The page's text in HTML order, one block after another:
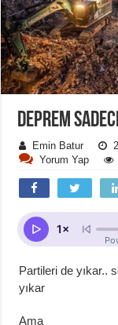
DEPREM
Emin Batur
Yorum Yap
Partileri de yıkar..
yıkar
Ama